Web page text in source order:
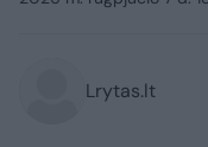
Lrytas.lt